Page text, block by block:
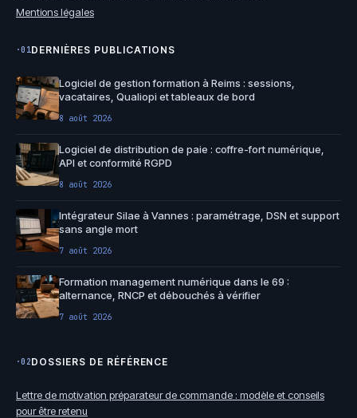
Mentions légales
·01DERNIÈRES PUBLICATIONS
Logiciel de gestion formation à Reims : sessions,
vacataires, Qualiopi et tableaux de bord
8 août 2026
Logiciel de distribution de paie : coffre-fort numérique,
API et conformité RGPD
8 août 2026
Intégrateur Silae à Vannes : paramétrage, DSN et support
sans angle mort
7 août 2026
Formation management numérique dans le 69 :
alternance, RNCP et débouchés à vérifier
7 août 2026
·02DOSSIERS DE RÉFÉRENCE
Lettre de motivation préparateur de commande : modèle et conseils
pour être retenu